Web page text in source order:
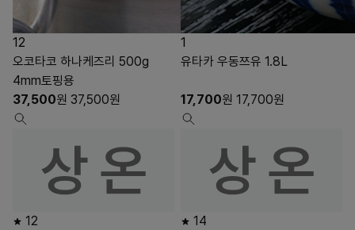
12
오코타코 하나케즈리 500g
4mm토핑용
37,500원 37,500원
12
1
유타카 우동쯔유 1.8L
17,700원 17,700원
14